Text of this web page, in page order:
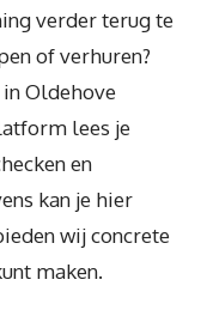
verder terug te
of verhuren?
Oldehove
lees je
en
kan je hier
wij concrete
maken.